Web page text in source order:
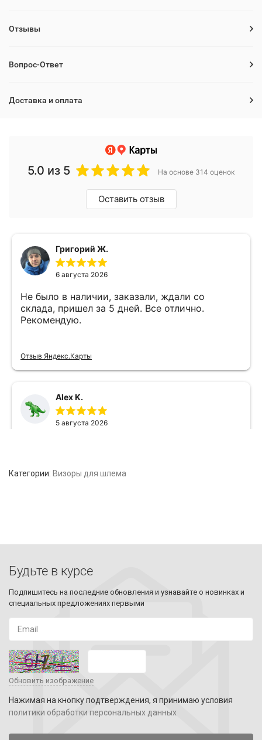
Отзывы
Вопрос-Ответ
Доставка и оплата
Категории: Визоры для шлема
Будьте в курсе
Подпишитесь на последние обновления и узнавайте о новинках и
специальных предложениях первыми
Обновить изображение
Нажимая на кнопку подтверждения, я принимаю условия
политики обработки персональных данных